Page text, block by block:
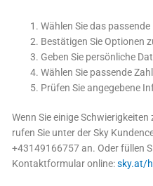
Wählen Sie das
Bestätigen Sie Optionen
Geben Sie persönliche
Wählen Sie passende
Prüfen Sie angegebene
Wenn Sie einige
rufen Sie unter der Sky
+43149166757 an. Oder füllen
Kontaktformular online:sky.at/